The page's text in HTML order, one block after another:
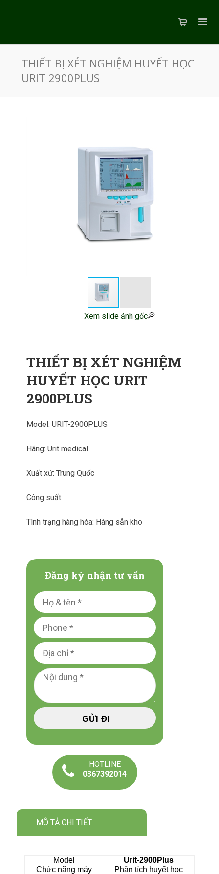
THIẾT BỊ XÉT NGHIỆM HUYẾT HỌC
URIT 2900PLUS
Xem slide ảnh gốc
THIẾT BỊ XÉT NGHIỆM
HUYẾT HỌC URIT
2900PLUS
Model: URIT-2900PLUS
Hãng: Urit medical
Xuất xứ: Trung Quốc
Công suất:
Tình trạng hàng hóa: Hàng sẵn kho
Đăng ký nhận tư vấn
HOTLINE
0367392014
MÔ TẢ CHI TIẾT
Model
Urit-2900Plus
Chức năng máy
Phân tích huyết học